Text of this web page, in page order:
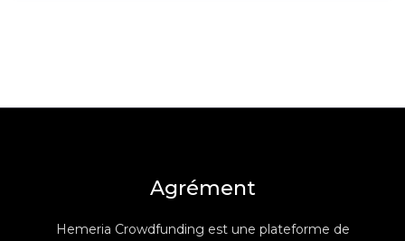
Agrément
Hemeria Crowdfunding est une plateforme de